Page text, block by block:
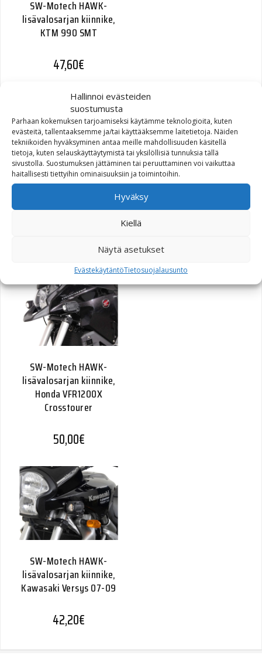
Hallinnoi evästeiden
suostumusta
Parhaan kokemuksen tarjoamiseksi käytämme teknologioita, kuten
evästeitä, tallentaaksemme ja/tai käyttääksemme laitetietoja. Näiden
tekniikoiden hyväksyminen antaa meille mahdollisuuden käsitellä
tietoja, kuten selauskäyttäytymistä tai yksilöllisiä tunnuksia tällä
sivustolla. Suostumuksen jättäminen tai peruuttaminen voi vaikuttaa
haitallisesti tiettyihin ominaisuuksiin ja toimintoihin.
Hyväksy
Kiellä
Näytä asetukset
EvästekäytäntöTietosuojalausunto
SW-Motech HAWK-
lisävalosarjan kiinnike,
KTM 990 SMT
47,60€
SW-Motech HAWK-
lisävalosarjan kiinnike,
Honda XL700V Transalp
SW-Motech HAWK-
lisävalosarjan kiinnike,
Honda VFR1200X
Crosstourer
50,00€
SW-Motech HAWK-
lisävalosarjan kiinnike,
Kawasaki Versys 07-09
42,20€